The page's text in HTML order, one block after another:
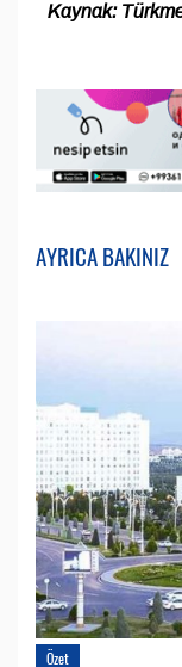
Kaynak:
AYRICA BAKINIZ
Özet